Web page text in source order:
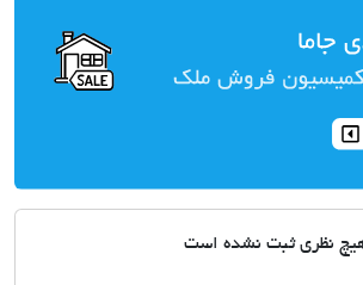
نظری ثبت نشده است